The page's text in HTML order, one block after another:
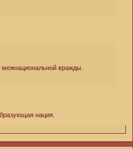
вражды.
нация.